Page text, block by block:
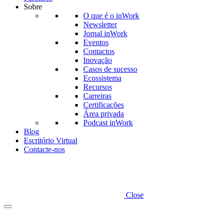
Sobre
O que é o inWork
Newsletter
Jornal inWork
Eventos
Contactos
Inovação
Casos de sucesso
Ecossistema
Recursos
Carreiras
Certificações
Área privada
Podcast inWork
Blog
Escritório Virtual
Contacte-nos
Close